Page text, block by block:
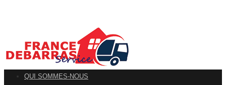
QUI SOMMES-NOUS